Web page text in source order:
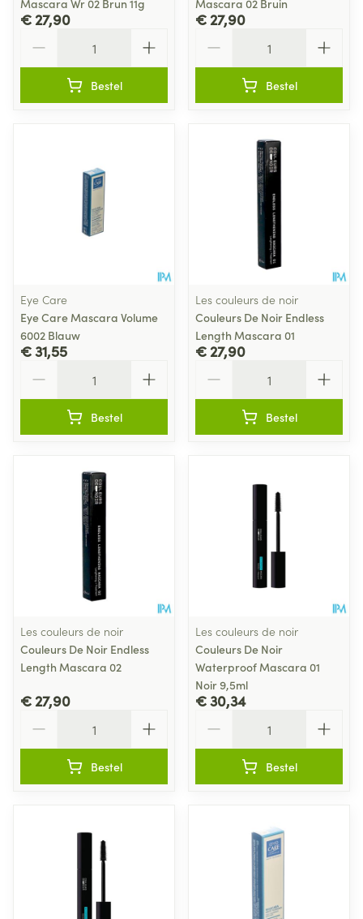
Mascara Wr 02 Brun 11g
€ 27,90
Bestel
Mascara 02 Bruin
€ 27,90
Bestel
Eye Care
Eye Care Mascara Volume
6002 Blauw
€ 31,55
Bestel
Les couleurs de noir
Couleurs De Noir Endless
Length Mascara 01
€ 27,90
Bestel
Les couleurs de noir
Couleurs De Noir Endless
Length Mascara 02
€ 27,90
Bestel
Les couleurs de noir
Couleurs De Noir
Waterproof Mascara 01
Noir 9,5ml
€ 30,34
Bestel